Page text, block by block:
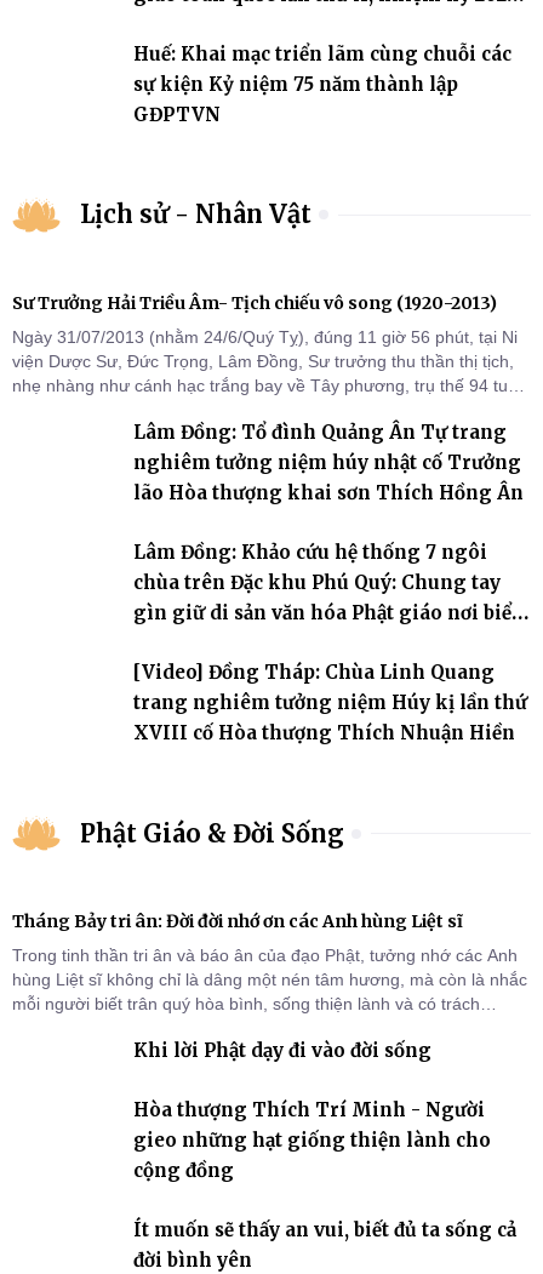
Huế: Khai mạc triển lãm cùng chuỗi các
sự kiện Kỷ niệm 75 năm thành lập
GĐPTVN
Lịch sử - Nhân Vật
Sư Trưởng Hải Triều Âm- Tịch chiếu vô song (1920-2013)
Ngày 31/07/2013 (nhằm 24/6/Quý Tỵ), đúng 11 giờ 56 phút, tại Ni
viện Dược Sư, Đức Trọng, Lâm Đồng, Sư trưởng thu thần thị tịch,
nhẹ nhàng như cánh hạc trắng bay về Tây phương, trụ thế 94 tuổi
Lâm Đồng: Tổ đình Quảng Ân Tự trang
nghiêm tưởng niệm húy nhật cố Trưởng
lão Hòa thượng khai sơn Thích Hồng Ân
Lâm Đồng: Khảo cứu hệ thống 7 ngôi
chùa trên Đặc khu Phú Quý: Chung tay
gìn giữ di sản văn hóa Phật giáo nơi biển
[Video] Đồng Tháp: Chùa Linh Quang
trang nghiêm tưởng niệm Húy kị lần thứ
XVIII cố Hòa thượng Thích Nhuận Hiền
Phật Giáo & Đời Sống
Tháng Bảy tri ân: Đời đời nhớ ơn các Anh hùng Liệt sĩ
Trong tinh thần tri ân và báo ân của đạo Phật, tưởng nhớ các Anh
hùng Liệt sĩ không chỉ là dâng một nén tâm hương, mà còn là nhắc
mỗi người biết trân quý hòa bình, sống thiện lành và có trách
Khi lời Phật dạy đi vào đời sống
Hòa thượng Thích Trí Minh - Người
gieo những hạt giống thiện lành cho
cộng đồng
Ít muốn sẽ thấy an vui, biết đủ ta sống cả
đời bình yên